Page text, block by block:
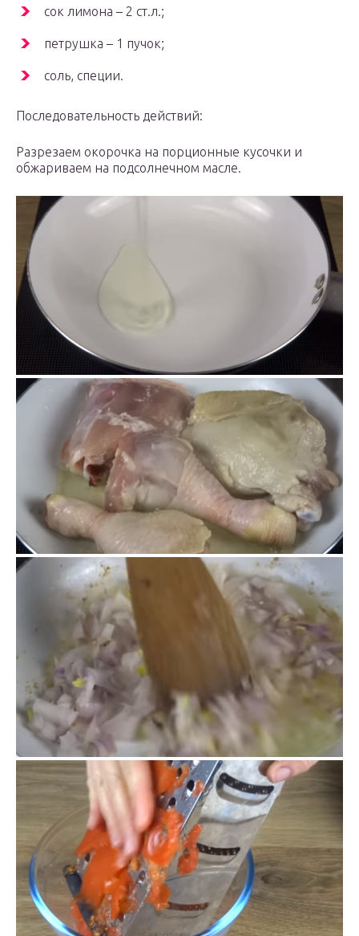
сок лимона – 2 ст.л.;
петрушка – 1 пучок;
соль, специи.
Последовательность действий:
Разрезаем окорочка на порционные кусочки и
обжариваем на подсолнечном масле.